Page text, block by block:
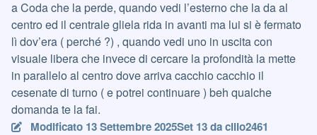
a Coda che la perde, quando vedi l’esterno che la da al
centro ed il centrale gliela rida in avanti ma lui si è fermato
lì dov’era ( perché ?) , quando vedi uno in uscita con
visuale libera che invece di cercare la profondità la mette
in parallelo al centro dove arriva cacchio cacchio il
cesenate di turno ( e potrei continuare ) beh qualche
domanda te la fai.
Modificato 13 Settembre 2025Set 13da cillo2461